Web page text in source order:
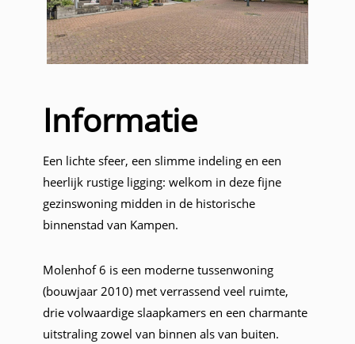
Informatie
Een lichte sfeer, een slimme indeling en een
heerlijk rustige ligging: welkom in deze fijne
gezinswoning midden in de historische
binnenstad van Kampen.
Molenhof 6 is een moderne tussenwoning
(bouwjaar 2010) met verrassend veel ruimte,
drie volwaardige slaapkamers en een charmante
uitstraling zowel van binnen als van buiten.